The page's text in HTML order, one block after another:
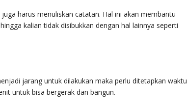
harus menuliskan catatan. Hal ini akan membantu
kalian tidak disibukkan dengan hal lainnya seperti
jarang untuk dilakukan maka perlu ditetapkan waktu
untuk bisa bergerak dan bangun.